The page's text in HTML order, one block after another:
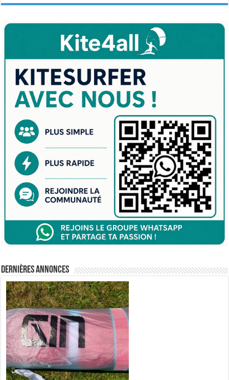
Dernières annonces